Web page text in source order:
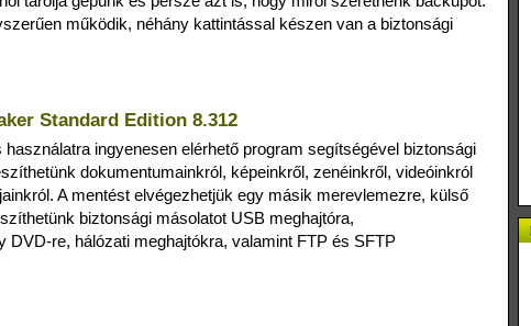
működik, néhány kattintással készen van a biztonsági
Standard Edition 8.312
használatra ingyenesen elérhető program segítségével biztonsági
dokumentumainkról, képeinkről, zenéinkről, videóinkról
A mentést elvégezhetjük egy másik merevlemezre, külső
biztonsági másolatot USB meghajtóra,
DVD-re, hálózati meghajtókra, valamint FTP és SFTP